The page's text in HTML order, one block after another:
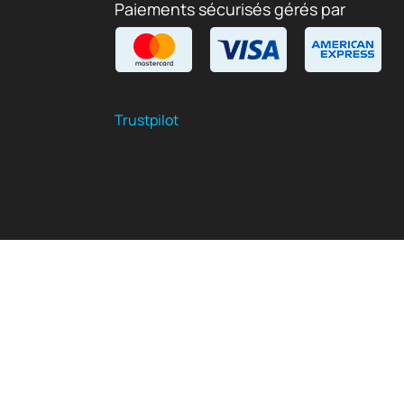
Paiements sécurisés gérés par
Trustpilot